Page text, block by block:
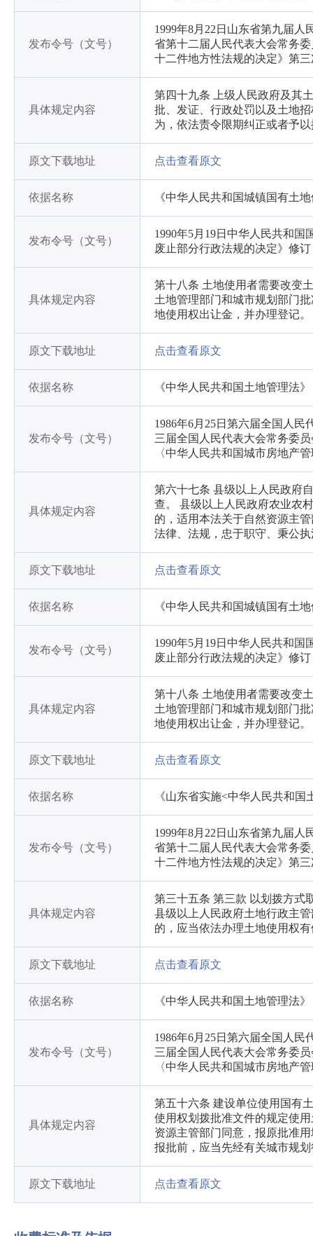
发布令号（文号）
1999年8月22日山东省第九届人
省第十二届人民代表大会常务
十二件地方性法规的决定》第
具体规定内容
第四十九条 上级人民政府及其
批、发证、行政处罚以及土地
为，依法责令限期纠正或者予
原文下载地址 点击查看原文
依据名称 《中华人民共和国城镇国有土
发布令号（文号）
1990年5月19日中华人民共和国
废止部分行政法规的决定》修订
具体规定内容
第十八条 土地使用者需要改变
土地管理部门和城市规划部门
地使用权出让金，并办理登记。
原文下载地址 点击查看原文
依据名称 《中华人民共和国土地管理法》
发布令号（文号）
1986年6月25日第六届全国人民
三届全国人民代表大会常务委
〈中华人民共和国城市房地产
具体规定内容
第六十七条 县级以上人民政府
查。 县级以上人民政府农业农
的，适用本法关于自然资源主
法律、法规，忠于职守、秉公
原文下载地址 点击查看原文
依据名称 《中华人民共和国城镇国有土
发布令号（文号）
1990年5月19日中华人民共和国
废止部分行政法规的决定》修订
具体规定内容
第十八条 土地使用者需要改变
土地管理部门和城市规划部门
地使用权出让金，并办理登记。
原文下载地址 点击查看原文
依据名称 《山东省实施<中华人民共和国
发布令号（文号）
1999年8月22日山东省第九届人
省第十二届人民代表大会常务
十二件地方性法规的决定》第
具体规定内容
第三十五条 第三款 以划拨方式
县级以上人民政府土地行政主
的，应当依法办理土地使用权
原文下载地址 点击查看原文
依据名称 《中华人民共和国土地管理法》
发布令号（文号）
1986年6月25日第六届全国人民
三届全国人民代表大会常务委
〈中华人民共和国城市房地产
具体规定内容
第五十六条 建设单位使用国有
使用权划拨批准文件的规定使
资源主管部门同意，报原批准
报批前，应当先经有关城市规
原文下载地址 点击查看原文